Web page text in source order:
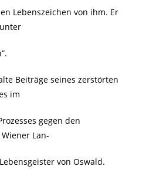
Lebenszeichen von ihm. Er
Beiträge seines zerstörten
im
gegen den
Lan-
von Oswald.